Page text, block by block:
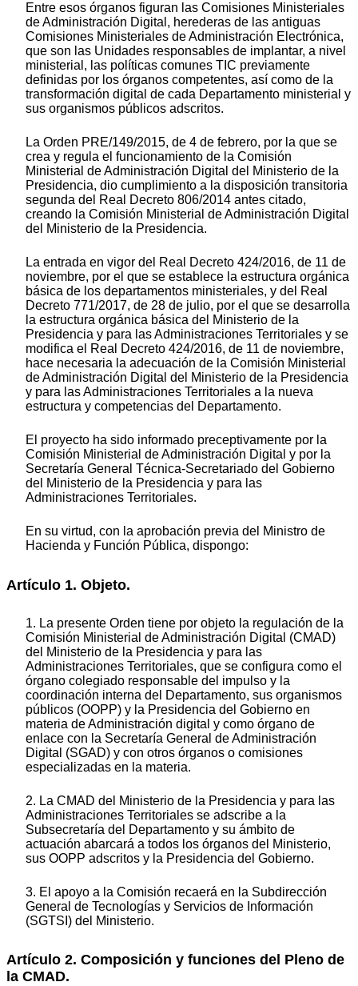
Entre esos órganos figuran las Comisiones Ministeriales
de Administración Digital, herederas de las antiguas
Comisiones Ministeriales de Administración Electrónica,
que son las Unidades responsables de implantar, a nivel
ministerial, las políticas comunes TIC previamente
definidas por los órganos competentes, así como de la
transformación digital de cada Departamento ministerial y
sus organismos públicos adscritos.
La Orden PRE/149/2015, de 4 de febrero, por la que se
crea y regula el funcionamiento de la Comisión
Ministerial de Administración Digital del Ministerio de la
Presidencia, dio cumplimiento a la disposición transitoria
segunda del Real Decreto 806/2014 antes citado,
creando la Comisión Ministerial de Administración Digital
del Ministerio de la Presidencia.
La entrada en vigor del Real Decreto 424/2016, de 11 de
noviembre, por el que se establece la estructura orgánica
básica de los departamentos ministeriales, y del Real
Decreto 771/2017, de 28 de julio, por el que se desarrolla
la estructura orgánica básica del Ministerio de la
Presidencia y para las Administraciones Territoriales y se
modifica el Real Decreto 424/2016, de 11 de noviembre,
hace necesaria la adecuación de la Comisión Ministerial
de Administración Digital del Ministerio de la Presidencia
y para las Administraciones Territoriales a la nueva
estructura y competencias del Departamento.
El proyecto ha sido informado preceptivamente por la
Comisión Ministerial de Administración Digital y por la
Secretaría General Técnica-Secretariado del Gobierno
del Ministerio de la Presidencia y para las
Administraciones Territoriales.
En su virtud, con la aprobación previa del Ministro de
Hacienda y Función Pública, dispongo:
Artículo 1. Objeto.
1. La presente Orden tiene por objeto la regulación de la
Comisión Ministerial de Administración Digital (CMAD)
del Ministerio de la Presidencia y para las
Administraciones Territoriales, que se configura como el
órgano colegiado responsable del impulso y la
coordinación interna del Departamento, sus organismos
públicos (OOPP) y la Presidencia del Gobierno en
materia de Administración digital y como órgano de
enlace con la Secretaría General de Administración
Digital (SGAD) y con otros órganos o comisiones
especializadas en la materia.
2. La CMAD del Ministerio de la Presidencia y para las
Administraciones Territoriales se adscribe a la
Subsecretaría del Departamento y su ámbito de
actuación abarcará a todos los órganos del Ministerio,
sus OOPP adscritos y la Presidencia del Gobierno.
3. El apoyo a la Comisión recaerá en la Subdirección
General de Tecnologías y Servicios de Información
(SGTSI) del Ministerio.
Artículo 2. Composición y funciones del Pleno de
la CMAD.